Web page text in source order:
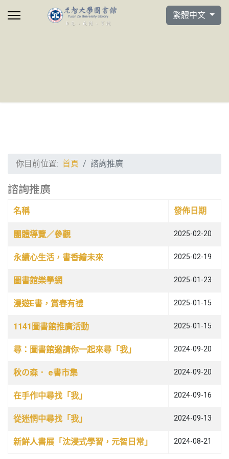
選擇你的語言
繁體中文
你目前位置: 首頁 諮詢推廣
諮詢推廣
文章列表
名稱 發佈日期
團體導覽／參觀 2025-02-20
永續心生活，書香繪未來 2025-02-19
圖書館樂學網 2025-01-23
漫遊E書，賞春有禮 2025-01-15
1141圖書館推廣活動 2025-01-15
尋：圖書館邀請你一起來尋「我」 2024-09-20
秋の森． e書市集 2024-09-20
在手作中尋找「我」 2024-09-16
從迷惘中尋找「我」 2024-09-13
新鮮人書展「沈浸式學習，元智日常」 2024-08-21